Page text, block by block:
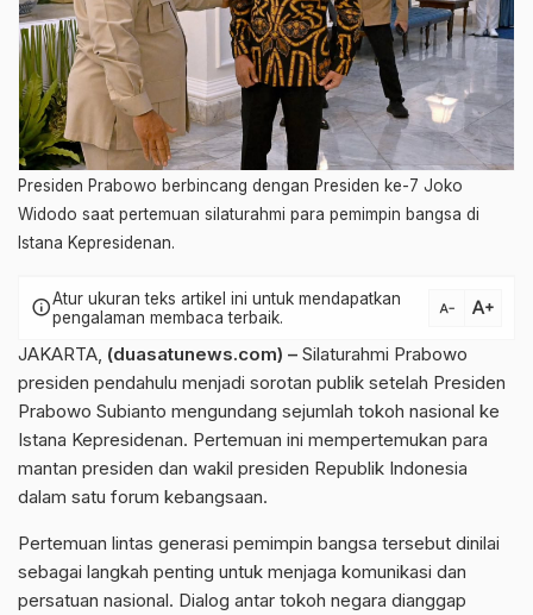
Presiden Prabowo berbincang dengan Presiden ke-7 Joko
Widodo saat pertemuan silaturahmi para pemimpin bangsa di
Istana Kepresidenan.
infoAtur ukuran teks artikel ini untuk mendapatkan
pengalaman membaca terbaik.
text_decrease text_increase
JAKARTA, (duasatunews.com) – Silaturahmi Prabowo
presiden pendahulu menjadi sorotan publik setelah Presiden
Prabowo Subianto mengundang sejumlah tokoh nasional ke
Istana Kepresidenan. Pertemuan ini mempertemukan para
mantan presiden dan wakil presiden Republik Indonesia
dalam satu forum kebangsaan.
Pertemuan lintas generasi pemimpin bangsa tersebut dinilai
sebagai langkah penting untuk menjaga komunikasi dan
persatuan nasional. Dialog antar tokoh negara dianggap